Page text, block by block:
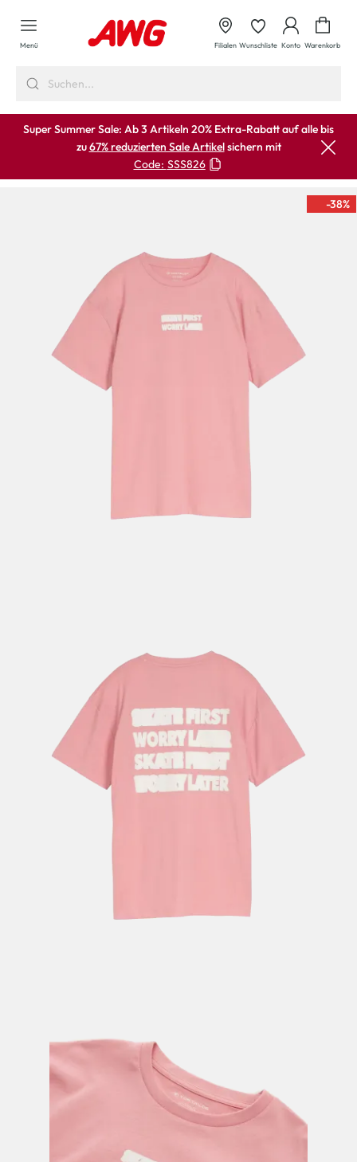
springen
Menü Filialen Wunschliste Konto Warenkorb
Super Summer Sale: Ab 3 Artikeln 20% Extra-Rabatt auf alle bis
zu67% reduzierten Sale Artikelsichern mit
Code: SSS826
-38%